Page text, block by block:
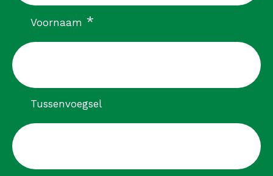
Voornaam *verplicht
Tussenvoegsel